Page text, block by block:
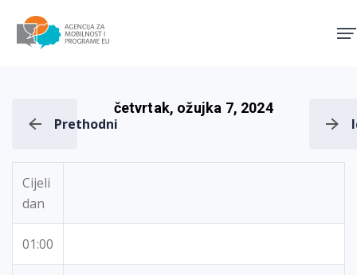
Prethodni
četvrtak, ožujka 7, 2024
Cijeli
dan
01:00